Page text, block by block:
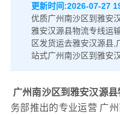
更新时间:2026-07-27
优质广州南沙区到雅安
雅安汉源县物流专线运
区发货运去雅安汉源县,
站式广州南沙区到雅安
广州南沙区到雅安汉源县
务部推出的专业运营 广